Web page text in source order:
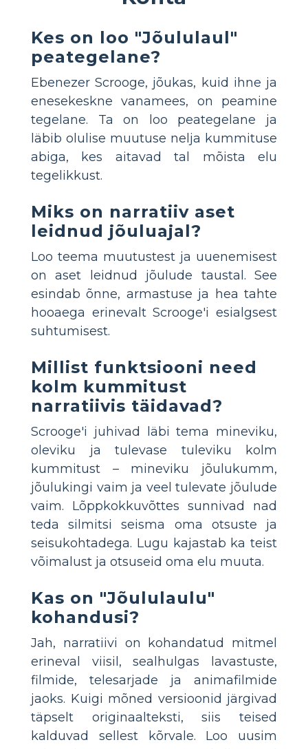
Kes on loo "Jõululaul"
peategelane?
Ebenezer Scrooge, jõukas, kuid ihne ja
enesekeskne vanamees, on peamine
tegelane. Ta on loo peategelane ja
läbib olulise muutuse nelja kummituse
abiga, kes aitavad tal mõista elu
tegelikkust.
Miks on narratiiv aset
leidnud jõuluajal?
Loo teema muutustest ja uuenemisest
on aset leidnud jõulude taustal. See
esindab õnne, armastuse ja hea tahte
hooaega erinevalt Scrooge'i esialgsest
suhtumisest.
Millist funktsiooni need
kolm kummitust
narratiivis täidavad?
Scrooge'i juhivad läbi tema mineviku,
oleviku ja tulevase tuleviku kolm
kummitust – mineviku jõulukumm,
jõulukingi vaim ja veel tulevate jõulude
vaim. Lõppkokkuvõttes sunnivad nad
teda silmitsi seisma oma otsuste ja
seisukohtadega. Lugu kajastab ka teist
võimalust ja otsuseid oma elu muuta.
Kas on "Jõululaulu"
kohandusi?
Jah, narratiivi on kohandatud mitmel
erineval viisil, sealhulgas lavastuste,
filmide, telesarjade ja animafilmide
jaoks. Kuigi mõned versioonid järgivad
täpselt originaalteksti, siis teised
kalduvad sellest kõrvale. Loo uusim